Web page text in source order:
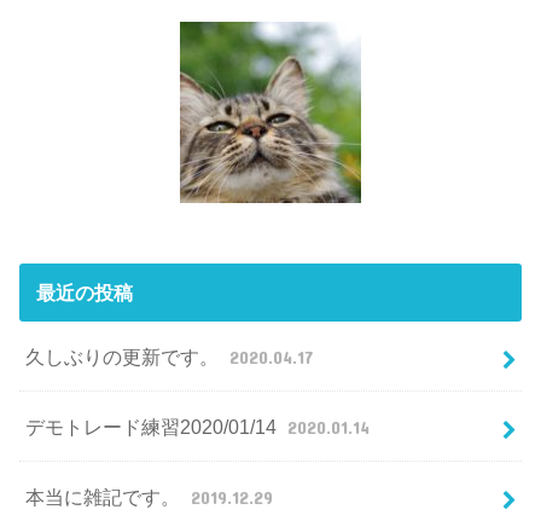
最近の投稿
久しぶりの更新です。 2020.04.17
デモトレード練習2020/01/14 2020.01.14
本当に雑記です。 2019.12.29